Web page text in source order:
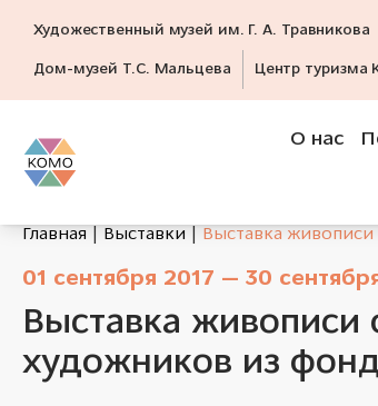
Художественный музей им. Г. А. Травникова
Дом-музей Т.С. Мальцева Центр туризма
О нас
Главная Выставки Выставка
01 сентября 2017 — 30
Выставка живописи
художников из